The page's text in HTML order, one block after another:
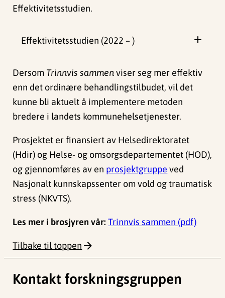
Effektivitetsstudien.
Effektivitetsstudien (2022 – )
Dersom Trinnvis sammenviser seg mer effektiv
enn det ordinære behandlingstilbudet, vil det
kunne bli aktuelt å implementere metoden
bredere i landets kommunehelsetjenester.
Prosjektet er finansiert av Helsedirektoratet
(Hdir) og Helse- og omsorgsdepartementet (HOD),
og gjennomføres av en prosjektgruppe ved
Nasjonalt kunnskapssenter om vold og traumatisk
stress (NKVTS).
Les mer i brosjyren vår: Trinnvis sammen (pdf)
Tilbake til toppen
Kontakt forskningsgruppen